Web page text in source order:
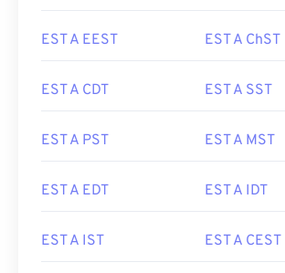
EST A EEST EST A ChST
EST A CDT EST A SST
EST A PST EST A MST
EST A EDT EST A IDT
EST A IST EST A CEST